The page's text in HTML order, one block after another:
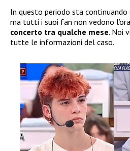
In questo periodo sta continuando
ma tutti i suoi fan non vedono
concerto tra qualche mese. Noi
tutte le informazioni del caso.